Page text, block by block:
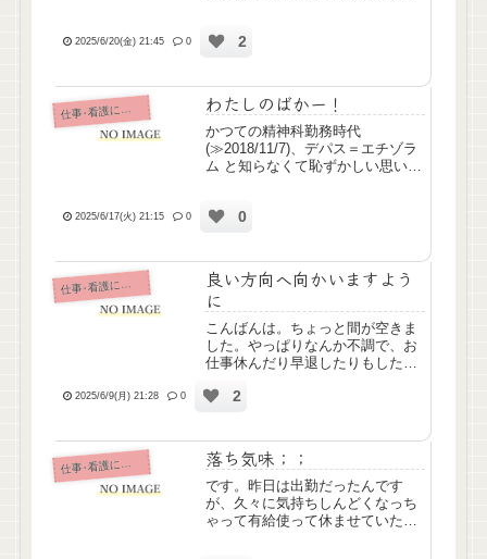
垣根こえての本部・介護・看護そ
す...
2025/6/20(金) 21:45 0 2
仕
事･看護について わたしのばかー！
かつての精神科勤務時代
(≫2018/11/7)、デパス＝エチゾラ
ム と知らなくて恥ずかしい思いを
またしても恥をさらしました。看
2025/6/17(火) 21:15 0 0
仕
事･看護について
良い方向へ向かいますよう
に
こんばんは。ちょっと間が空きま
した。やっぱりなんか不調で、お
仕事休んだり早退したりもしたん
て調子戻ってきて、今日は定時ま
支援の事業所が事業撤退して1年...
2025/6/9(月) 21:28 0 2
仕
事･看護について 落ち気味；；
です。昨日は出勤だったんです
が、久々に気持ちしんどくなっち
ゃって有給使って休ませていただ